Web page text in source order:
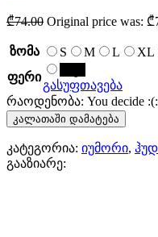
₾74.00 Original price was:
ზომა S M L XL
ფერი
გასუფთავება
რაოდენობა: You decide :(:
კალათაში დამატება
კატეგორია: იუმორი,
გააზიარე: